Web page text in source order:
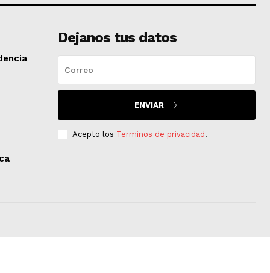
Dejanos tus datos
ENVIAR
Acepto los Terminos de privacidad .